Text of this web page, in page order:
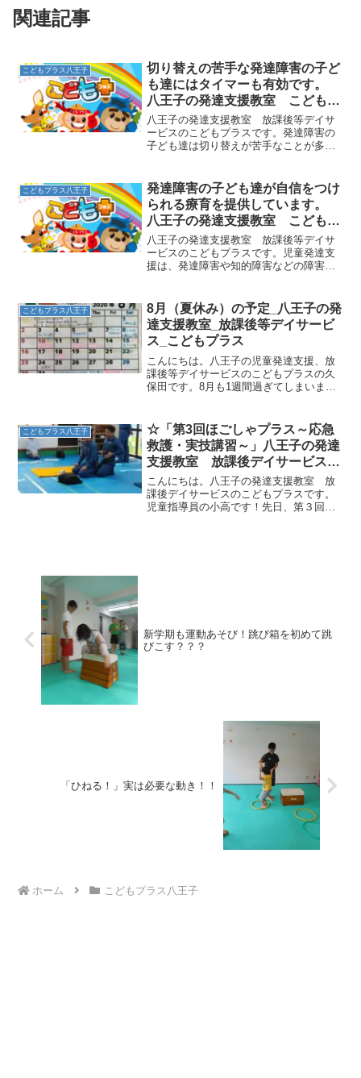
関連記事
こどもプラス八王子
切り替えの苦手な発達障害の子ど
も達にはタイマーも有効です。
八王子の発達支援教室 こどもプ
ラスの放課後等デイサービス
八王子の発達支援教室 放課後等デイサ
ービスのこどもプラスです。発達障害の
子ども達は切り替えが苦手なことが多
で、タイマーを活用していることも多い
と思います。遊びや勉強、お...
こどもプラス八王子
発達障害の子ども達が自信をつけ
られる療育を提供しています。
八王子の発達支援教室 こどもプ
ラスの放課後等デイサービス
八王子の発達支援教室 放課後等デイサ
ービスのこどもプラスです。児童発達支
援は、発達障害や知的障害などの障害を
総合的な療育を放課後等デイサービスの
教室で提供しています。運...
こどもプラス八王子
8月（夏休み）の予定_八王子の発
達支援教室_放課後等デイサービ
ス_こどもプラス
こんにちは。八王子の児童発達支援、放
課後等デイサービスのこどもプラスの久
保田です。8月も1週間過ぎてしまいまし
がこどもプラスでは、ひと夏の思い出を
少しでも作ってもら...
こどもプラス八王子
☆「第3回ほごしゃプラス～応急
救護・実技講習～」八王子の発達
支援教室 放課後デイサービスの
こどもプラス
こんにちは。八王子の発達支援教室 放
課後デイサービスのこどもプラスです。
児童指導員の小高です！先日、第３回目
新学期も運動あそび！跳び箱を初めて跳
びこす？？？
「ひねる！」実は必要な動き！！
ホーム こどもプラス八王子